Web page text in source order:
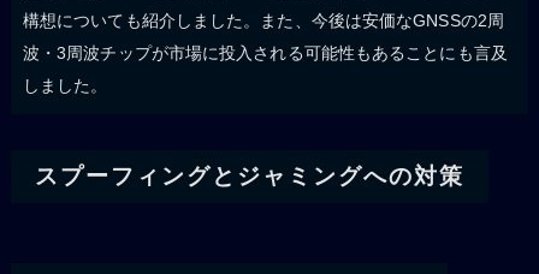
構想についても紹介しました。また、今後は安価なGNSSの2周
波・3周波チップが市場に投入される可能性もあることにも言及
しました。
スプーフィングとジャミングへの対策